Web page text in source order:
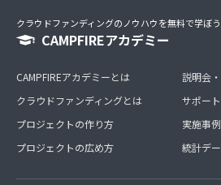
クラウドファンディングのノウハウを無料で学ぼう
CAMPFIREアカデミー
CAMPFIREアカデミーとは
クラウドファンディングとは
プロジェクトの作り方
プロジェクトの広め方
説明会
サポー
実施事例
統計デ